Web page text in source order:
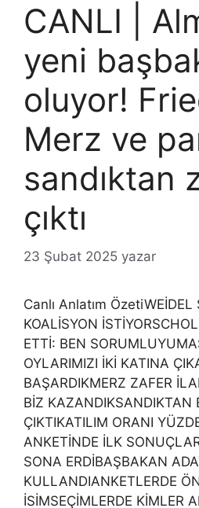
CANLI |
yeni
oluyor!
Merz ve
sandıktan
çıktı
23 Şubat 2025 yazar
Canlı Anlatım ÖzetiWEİDEL
KOALİSYON
ETTİ: BEN
OYLARIMIZI İKİ KATINA
BAŞARDIKMERZ ZAFER
BİZ KAZANDIKSANDIKTAN
ÇIKTIKATILIM ORANI
ANKETİNDE İLK
SONA ERDİBAŞBAKAN
KULLANDIANKETLERDE
İSİMSEÇİMLERDE KİMLER